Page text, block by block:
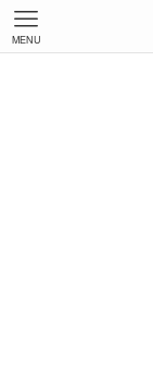
MENU